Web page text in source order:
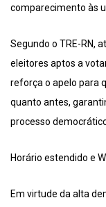
comparecimento às
Segundo o TRE-RN,
eleitores aptos a
reforça o apelo para
quanto antes,
processo
Horário estendido e
Em virtude da alta